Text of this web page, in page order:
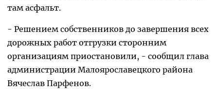
там асфальт.
- Решением собственников до завершения всех
дорожных работ отгрузки сторонним
организациям приостановили, - сообщил глава
администрации Малоярославецкого района
Вячеслав Парфенов.